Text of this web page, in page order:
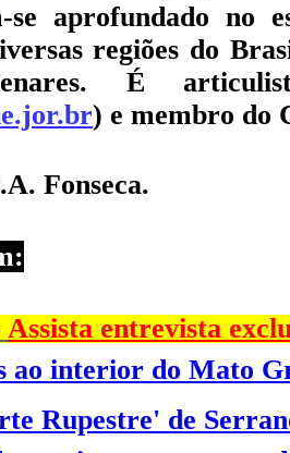
se aprofundado no
regiões do
É
) e membro do
Fonseca.
Assista entrevista
ao interior do Mato
Rupestre' de